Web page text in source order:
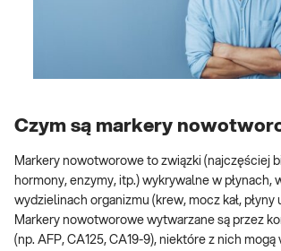
Czym są markery
Markery nowotworowe to związki (najczęściej
hormony, enzymy, itp.) wykrywalne w płynach,
wydzielinach organizmu (krew, mocz kał, płyny
Markery nowotworowe wytwarzane są przez
(np. AFP, CA125, CA19-9), niektóre z nich